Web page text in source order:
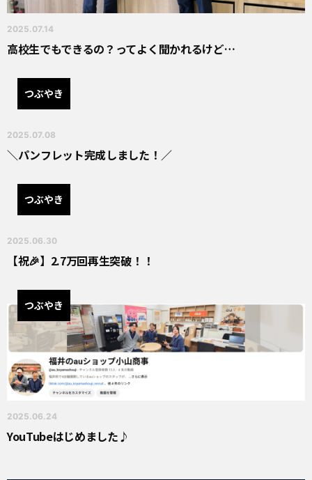
2025.07.14
高校生でもできるの？ってよく聞かれるけど…
つぶやき
2025.07.08
＼パンフレット完成しました！／
つぶやき
2025.06.30
【祝🎉】2.7万回再生突破！！
つぶやき
2025.06.24
YouTubeはじめました♪